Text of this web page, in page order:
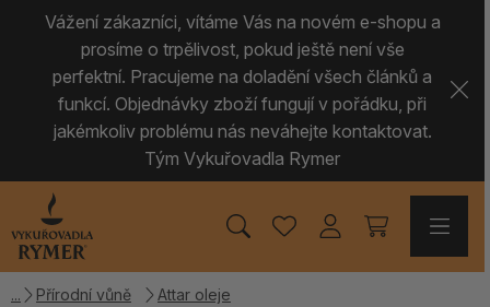
Vážení zákazníci, vítáme Vás na novém e-shopu a
prosíme o trpělivost, pokud ještě není vše
perfektní. Pracujeme na doladění všech článků a
funkcí. Objednávky zboží fungují v pořádku, při
jakémkoliv problému nás neváhejte kontaktovat.
Tým Vykuřovadla Rymer
Přírodní vůně Attar oleje